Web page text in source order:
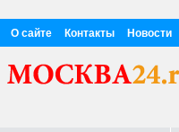
О сайте Контакты Новости